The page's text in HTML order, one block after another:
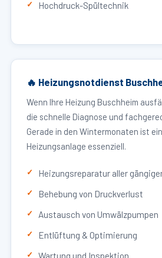
Hochdruck-Spültechnik
🔥 Heizungsnotdienst
Wenn Ihre Heizung Buschheim
die schnelle Diagnose und
Gerade in den Wintermonaten ist
Heizungsanlage essenziell.
Heizungsreparatur aller
Behebung von Druckverlust
Austausch von Umwälzpumpen
Entlüftung & Optimierung
Wartung und Inspektion